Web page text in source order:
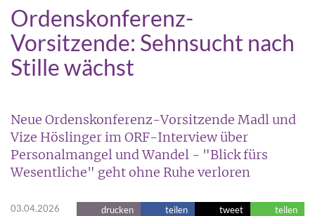
Ordenskonferenz-
Vorsitzende: Sehnsucht nach
Stille wächst
Neue Ordenskonferenz-Vorsitzende Madl und
Vize Höslinger im ORF-Interview über
Personalmangel und Wandel - "Blick fürs
Wesentliche" geht ohne Ruhe verloren
03.04.2026 drucken teilen tweet teilen